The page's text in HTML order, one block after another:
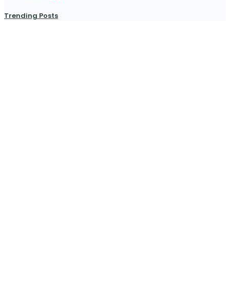
Trending Posts